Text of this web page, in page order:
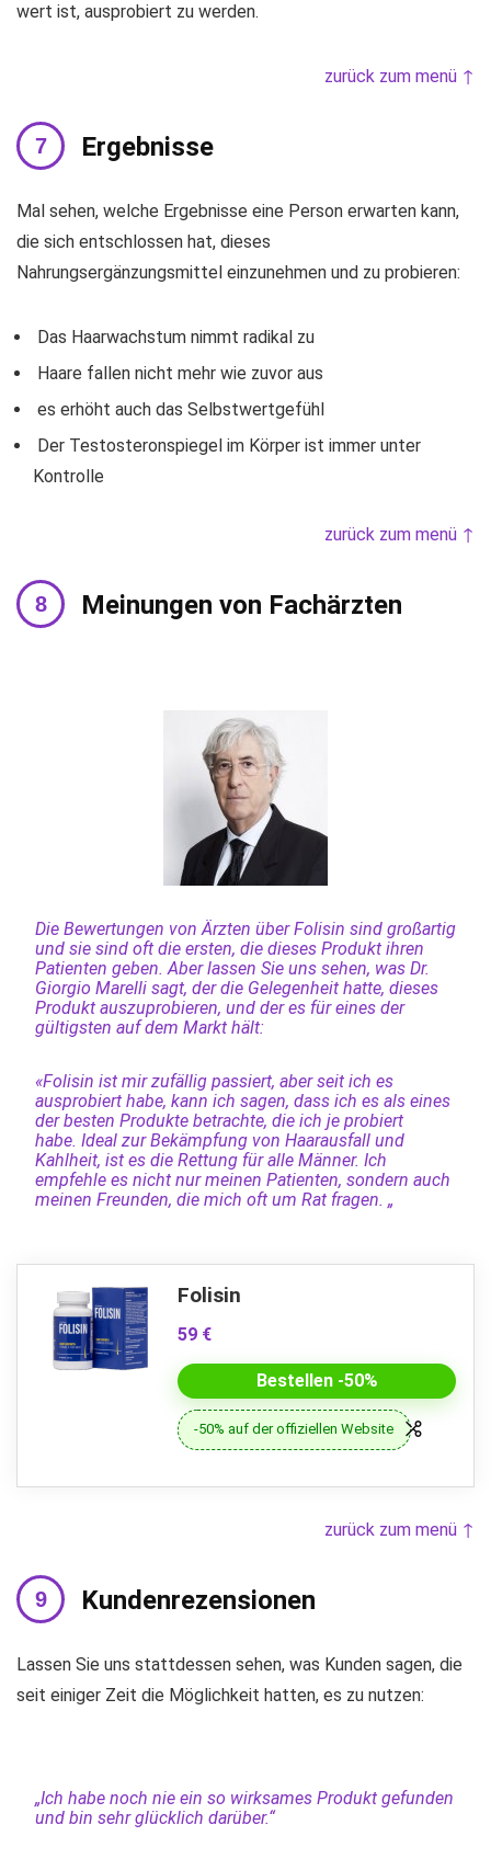
wert ist, ausprobiert zu werden.
zurück zum menü ↑
Ergebnisse
Mal sehen, welche Ergebnisse eine Person erwarten kann,
die sich entschlossen hat, dieses
Nahrungsergänzungsmittel einzunehmen und zu probieren:
Das Haarwachstum nimmt radikal zu
Haare fallen nicht mehr wie zuvor aus
es erhöht auch das Selbstwertgefühl
Der Testosteronspiegel im Körper ist immer unter
Kontrolle
zurück zum menü ↑
Meinungen von Fachärzten
Die Bewertungen von Ärzten über Folisin sind großartig
und sie sind oft die ersten, die dieses Produkt ihren
Patienten geben. Aber lassen Sie uns sehen, was Dr.
Giorgio Marelli sagt, der die Gelegenheit hatte, dieses
Produkt auszuprobieren, und der es für eines der
gültigsten auf dem Markt hält:
«Folisin ist mir zufällig passiert, aber seit ich es
ausprobiert habe, kann ich sagen, dass ich es als eines
der besten Produkte betrachte, die ich je probiert
habe. Ideal zur Bekämpfung von Haarausfall und
Kahlheit, ist es die Rettung für alle Männer. Ich
empfehle es nicht nur meinen Patienten, sondern auch
meinen Freunden, die mich oft um Rat fragen. „
Folisin
59 €
Bestellen -50%
-50% auf der offiziellen Website
zurück zum menü ↑
Kundenrezensionen
Lassen Sie uns stattdessen sehen, was Kunden sagen, die
seit einiger Zeit die Möglichkeit hatten, es zu nutzen:
„Ich habe noch nie ein so wirksames Produkt gefunden
und bin sehr glücklich darüber.“